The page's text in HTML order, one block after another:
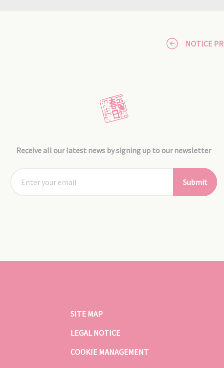
NOTICE
Receive all our latest news by signing up to our newsletter
Submit
SITE MAP
LEGAL NOTICE
COOKIE MANAGEMENT